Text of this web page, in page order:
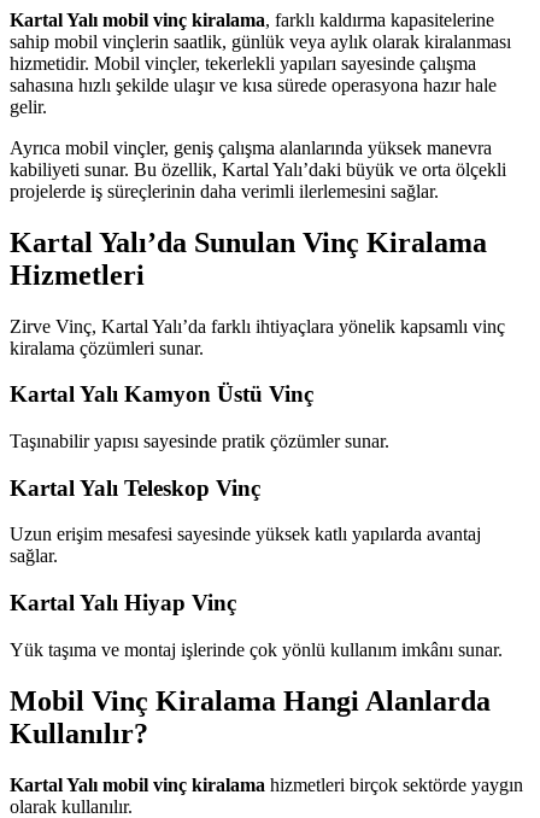
Kartal Yalı mobil vinç kiralama, farklı kaldırma kapasitelerine
sahip mobil vinçlerin saatlik, günlük veya aylık olarak kiralanması
hizmetidir. Mobil vinçler, tekerlekli yapıları sayesinde çalışma
sahasına hızlı şekilde ulaşır ve kısa sürede operasyona hazır hale
gelir.
Ayrıca mobil vinçler, geniş çalışma alanlarında yüksek manevra
kabiliyeti sunar. Bu özellik, Kartal Yalı’daki büyük ve orta ölçekli
projelerde iş süreçlerinin daha verimli ilerlemesini sağlar.
Kartal Yalı’da Sunulan Vinç Kiralama
Hizmetleri
Zirve Vinç, Kartal Yalı’da farklı ihtiyaçlara yönelik kapsamlı vinç
kiralama çözümleri sunar.
Kartal Yalı Kamyon Üstü Vinç
Taşınabilir yapısı sayesinde pratik çözümler sunar.
Kartal Yalı Teleskop Vinç
Uzun erişim mesafesi sayesinde yüksek katlı yapılarda avantaj
sağlar.
Kartal Yalı Hiyap Vinç
Yük taşıma ve montaj işlerinde çok yönlü kullanım imkânı sunar.
Mobil Vinç Kiralama Hangi Alanlarda
Kullanılır?
Kartal Yalı mobil vinç kiralama hizmetleri birçok sektörde yaygın
olarak kullanılır.